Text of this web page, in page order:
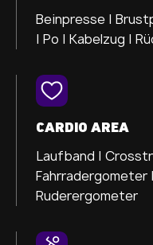
Beinpresse |
| Po | Kabelzug |
CARDIO AREA
Laufband |
Fahrradergometer |
Ruderergometer